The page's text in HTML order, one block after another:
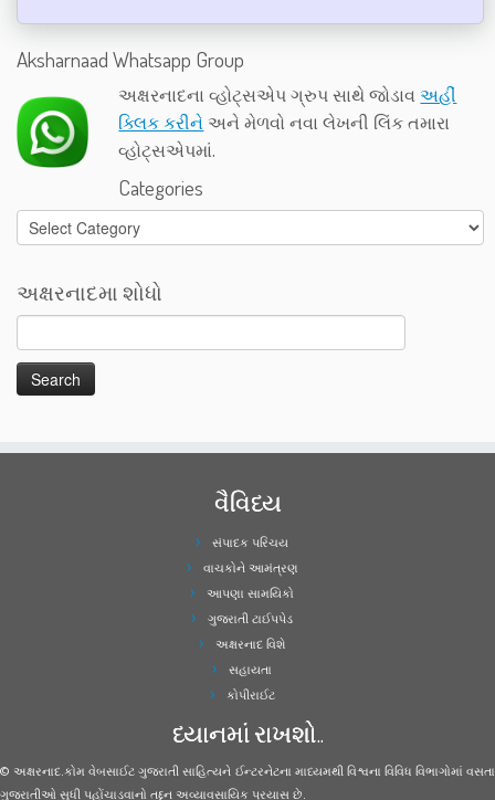
Aksharnaad Whatsapp Group
અક્ષરનાદના વ્હોટ્સએપ ગ્રુપ સાથે જોડાવઅહીં
ક્લિક કરીને અને મેળવો નવા લેખની લિંક તમારા
વ્હોટ્સએપમાં.
Categories
Categories
અક્ષરનાદમા શોધો
વૈવિધ્ય
સંપાદક પરિચય
વાચકોને આમંત્રણ
આપણા સામયિકો
ગુજરાતી ટાઈપપેડ
અક્ષરનાદ વિશે
સહાયતા
કોપીરાઈટ
ધ્યાનમાં રાખશો..
© અક્ષરનાદ.કોમ વેબસાઈટ ગુજરાતી સાહિત્યને ઈન્ટરનેટના માધ્યમથી વિશ્વના વિવિધ વિભાગોમાં વસતા
ગુજરાતીઓ સુધી પહોંચાડવાનો તદ્દન અવ્યાવસાયિક પ્રયાસ છે.